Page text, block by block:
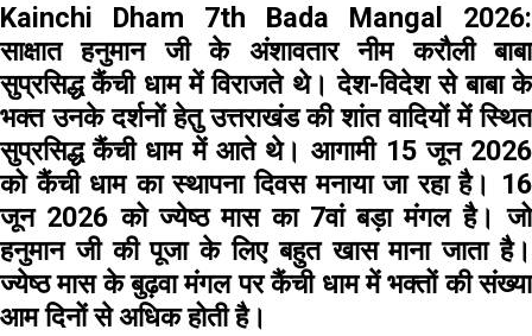
Kainchi Dham 7th Bada Mangal 2026:
साक्षात हनुमान जी के अंशावतार नीम करौली बाबा
सुप्रसिद्ध कैंची धाम में विराजते थे। देश-विदेश से बाबा के
भक्त उनके दर्शनों हेतु उत्तराखंड की शांत वादियों में स्थित
सुप्रसिद्ध कैंची धाम में आते थे। आगामी 15 जून 2026
को कैंची धाम का स्थापना दिवस मनाया जा रहा है। 16
जून 2026 को ज्येष्ठ मास का 7वां बड़ा मंगल है। जो
हनुमान जी की पूजा के लिए बहुत खास माना जाता है।
ज्येष्ठ मास के बुढ़वा मंगल पर कैंची धाम में भक्तों की संख्या
आम दिनों से अधिक होती है।